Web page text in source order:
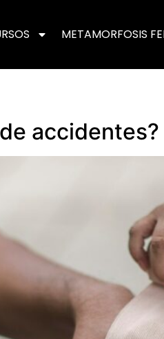
METAMORFOSIS
accidentes?